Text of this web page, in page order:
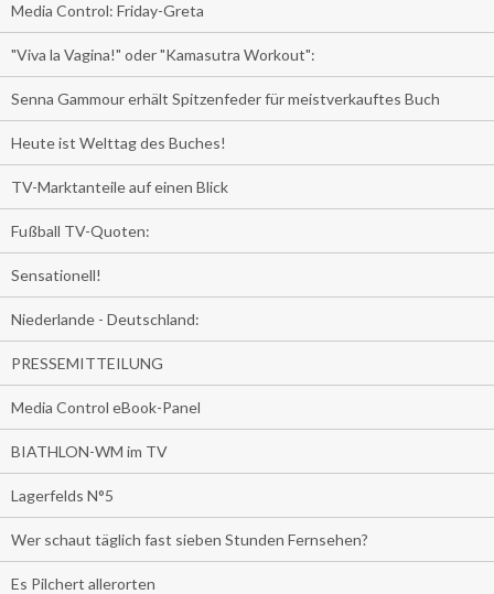
Media Control: Friday-Greta
"Viva la Vagina!" oder "Kamasutra Workout":
Senna Gammour erhält Spitzenfeder für meistverkauftes Buch
Heute ist Welttag des Buches!
TV-Marktanteile auf einen Blick
Fußball TV-Quoten:
Sensationell!
Niederlande - Deutschland:
PRESSEMITTEILUNG
Media Control eBook-Panel
BIATHLON-WM im TV
Lagerfelds N°5
Wer schaut täglich fast sieben Stunden Fernsehen?
Es Pilchert allerorten